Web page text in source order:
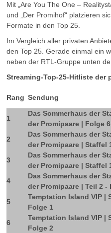
Mit „Are You The One –
und „Der Promihof“ platzieren
Formate in den Top 25.
Im Vergleich aller privaten
den Top 25. Gerade einmal ein
neben der RTL-Gruppe unten
Streaming-Top-25-Hitliste der
Rang Sendung
1
Das Sommerhaus der
der Promipaare | Folge 6
2
Das Sommerhaus der
der Promipaare | Staffel
3
Das Sommerhaus der
der Promipaare | Staffel
4
Das Sommerhaus der
der Promipaare | Teil 2 -
5
Temptation Island VIP |
Folge 1
6
Temptation Island VIP |
Folge 2